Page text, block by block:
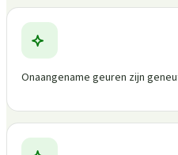
Onaangename geuren zijn